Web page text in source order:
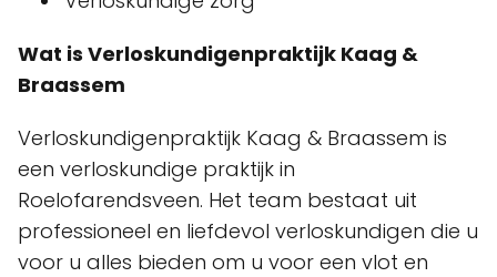
Wat is Verloskundigenpraktijk Kaag &
Braassem
Verloskundigenpraktijk Kaag & Braassem is
een verloskundige praktijk in
Roelofarendsveen. Het team bestaat uit
professioneel en liefdevol verloskundigen die u
voor u alles bieden om u voor een vlot en